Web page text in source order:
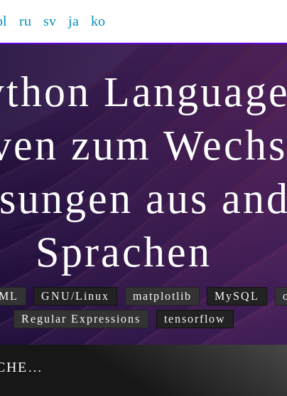
ru sv ja ko
Language
zum
aus
Sprachen
GNU/Linux matplotlib MySQL
Regular Expressions
tensorflow